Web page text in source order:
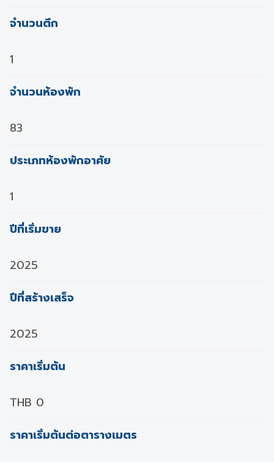
จำนวนตึก
1
จำนวนห้องพัก
83
ประเภทห้องพักอาศัย
1
ปีที่เริ่มขาย
2025
ปีที่สร้างเสร็จ
2025
ราคาเริ่มต้น
THB 0
ราคาเริ่มต้นต่อตารางเมตร